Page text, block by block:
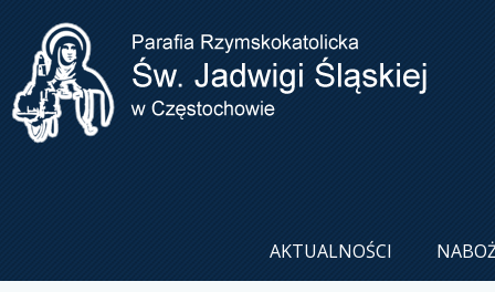
AKTUALNOŚCI